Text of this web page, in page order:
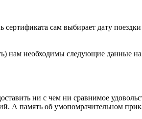
сам выбирает дату
нам необходимы следующие данные
ни с чем ни сравнимое
А память об умопомрачительном